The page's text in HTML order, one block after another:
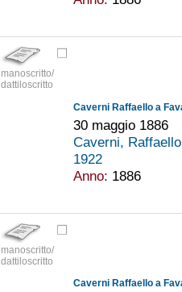
manoscritto/
dattiloscritto
Caverni Raffaello a
30 maggio 1886
Caverni,
1922
Anno: 1886
manoscritto/
dattiloscritto
Caverni Raffaello a